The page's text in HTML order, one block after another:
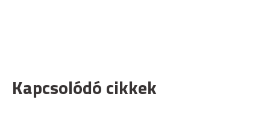
Kapcsolódó cikkek